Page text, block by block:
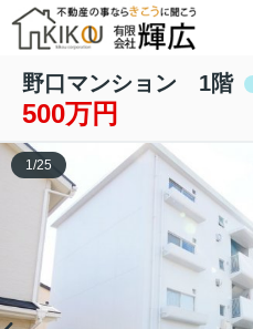
野口マンション 1階
500万円
1/25